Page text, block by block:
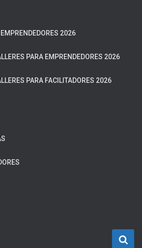
2026
PARA EMPRENDEDORES 2026
PARA FACILITADORES 2026